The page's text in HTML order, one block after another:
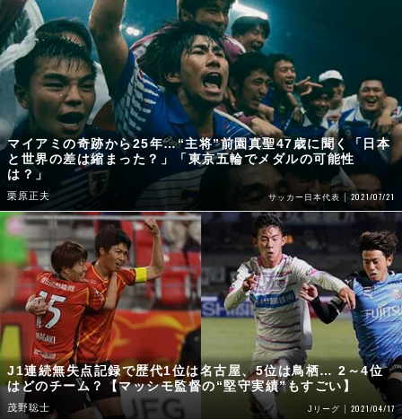
マイアミの奇跡から25年…“主将”前園真聖47歳に聞く「日本
と世界の差は縮まった？」「東京五輪でメダルの可能性
は？」
栗原正夫 サッカー日本代表 2021/07/21
J1連続無失点記録で歴代1位は名古屋、5位は鳥栖… 2～4位
はどのチーム？【マッシモ監督の“堅守実績”もすごい】
茂野聡士 Jリーグ 2021/04/17